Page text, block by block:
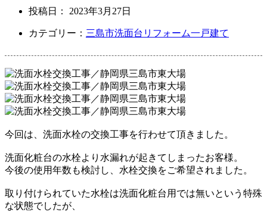
投稿日： 2023年3月27日
カテゴリー： 三島市洗面台リフォーム一戸建て
今回は、洗面水栓の交換工事を行わせて頂きました。
洗面化粧台の水栓より水漏れが起きてしまったお客様。
今後の使用年数も検討し、水栓交換をご希望されました。
取り付けられていた水栓は洗面化粧台用では無いという特殊
な状態でしたが、